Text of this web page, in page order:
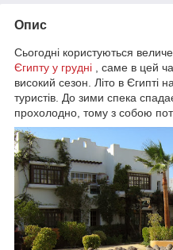
Опис
Сьогодні користуються
Єгипту у грудні , саме в цей
високий сезон. Літо в Єгипті
туристів. До зими спека
прохолодно, тому з собою